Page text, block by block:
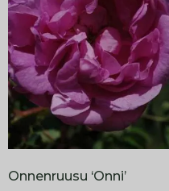
Onnenruusu ‘Onni’